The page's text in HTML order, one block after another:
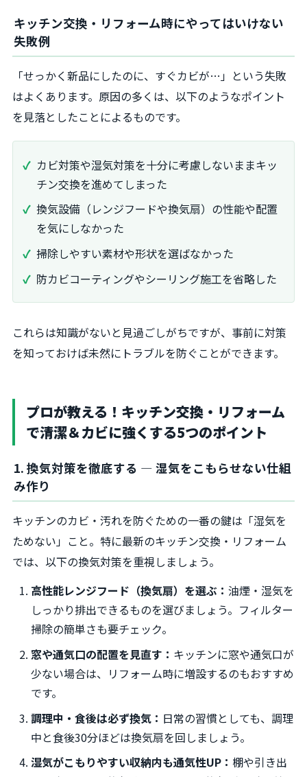
キッチン交換・リフォーム時にやってはいけない
失敗例
「せっかく新品にしたのに、すぐカビが…」という失敗
はよくあります。原因の多くは、以下のようなポイント
を見落としたことによるものです。
カビ対策や湿気対策を十分に考慮しないままキッ
チン交換を進めてしまった
換気設備（レンジフードや換気扇）の性能や配置
を気にしなかった
掃除しやすい素材や形状を選ばなかった
防カビコーティングやシーリング施工を省略した
これらは知識がないと見過ごしがちですが、事前に対策
を知っておけば未然にトラブルを防ぐことができます。
プロが教える！キッチン交換・リフォーム
で清潔＆カビに強くする5つのポイント
1. 換気対策を徹底する — 湿気をこもらせない仕組
み作り
キッチンのカビ・汚れを防ぐための一番の鍵は「湿気を
ためない」こと。特に最新のキッチン交換・リフォーム
では、以下の換気対策を重視しましょう。
高性能レンジフード（換気扇）を選ぶ：油煙・湿気を
しっかり排出できるものを選びましょう。フィルター
掃除の簡単さも要チェック。
窓や通気口の配置を見直す： キッチンに窓や通気口が
少ない場合は、リフォーム時に増設するのもおすすめ
です。
調理中・食後は必ず換気： 日常の習慣としても、調理
中と食後30分ほどは換気扇を回しましょう。
湿気がこもりやすい収納内も通気性UP： 棚や引き出